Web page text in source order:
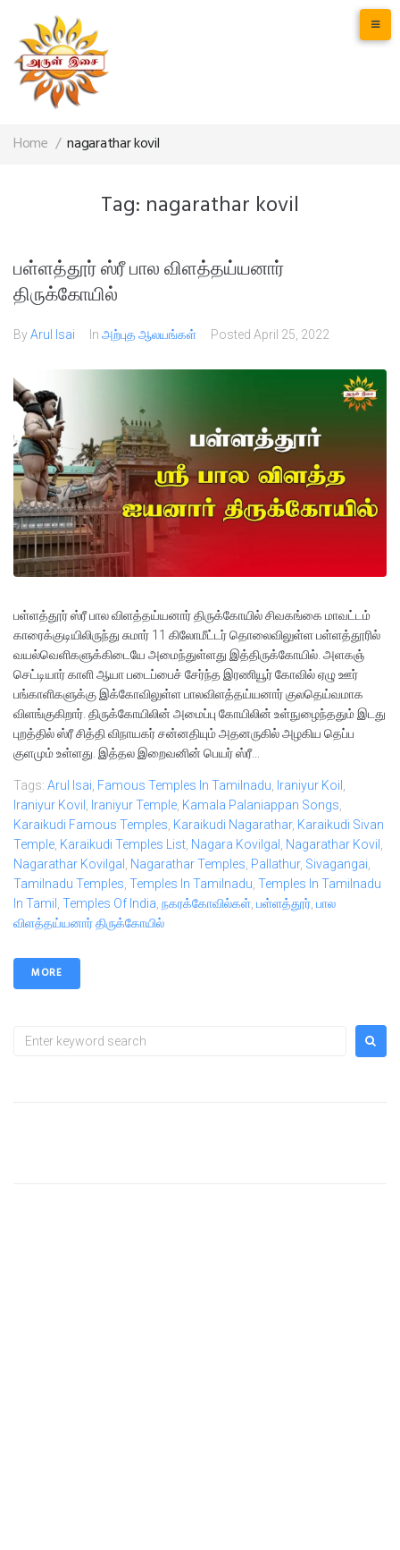
Home / nagarathar kovil
Tag: nagarathar kovil
பள்ளத்தூர் ஸ்ரீ பால விளத்தய்யனார்
திருக்கோயில்
ByArul Isai In அற்புத ஆலயங்கள் Posted April 25, 2022
பள்ளத்தூர் ஸ்ரீ பால விளத்தய்யனார் திருக்கோயில் சிவகங்கை மாவட்டம்
காரைக்குடியிலிருந்து சுமார் 11 கிலோமீட்டர் தொலைவிலுள்ள பள்ளத்தூரில்
வயல்வெளிகளுக்கிடையே அமைந்துள்ளது இத்திருக்கோயில். அளகஞ்
செட்டியார் காளி ஆயா படைப்பைச் சேர்ந்த இரணியூர் கோவில் ஏழு ஊர்
பங்காளிகளுக்கு இக்கோவிலுள்ள பாலவிளத்தய்யனார் குலதெய்வமாக
விளங்குகிறார். திருக்கோயிலின் அமைப்பு கோயிலின் உள்நுழைந்ததும் இடது
புறத்தில் ஸ்ரீ சித்தி விநாயகர் சன்னதியும் அதனருகில் அழகிய தெப்ப
குளமும் உள்ளது. இத்தல இறைவனின் பெயர் ஸ்ரீ...
Tags: Arul Isai, Famous Temples In Tamilnadu, Iraniyur Koil ,
Iraniyur Kovil , Iraniyur Temple, Kamala Palaniappan Songs,
Karaikudi Famous Temples, Karaikudi Nagarathar, Karaikudi Sivan
Temple, Karaikudi Temples List, Nagara Kovilgal , Nagarathar Kovil ,
Nagarathar Kovilgal , Nagarathar Temples, Pallathur, Sivagangai,
Tamilnadu Temples, Temples In Tamilnadu, Temples In Tamilnadu
In Tamil , Temples Of India, நகரக்கோவில்கள், பள்ளத்தூர், பால
விளத்தய்யனார் திருக்கோயில்
MORE